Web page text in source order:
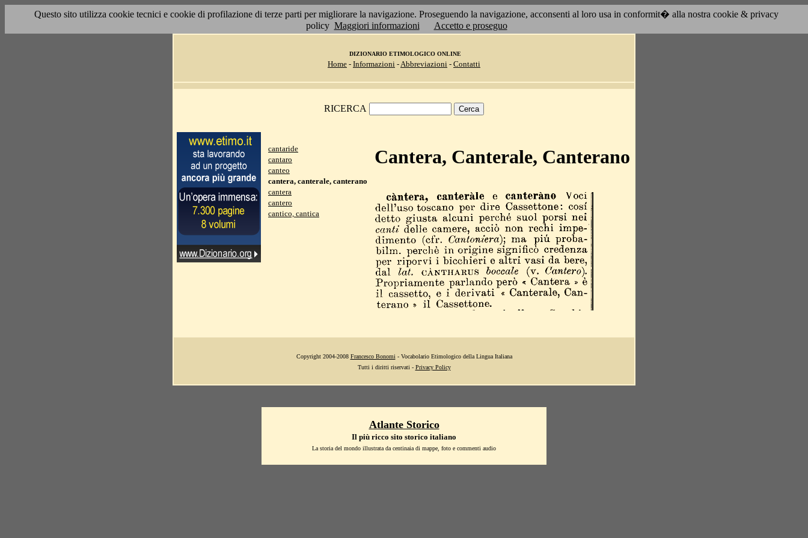
Questo sito utilizza cookie tecnici e cookie di profilazione di terze parti per migliorare la navigazione. Proseguendo la navigazione, acconsenti al loro usa in conformit� alla nostra cookie & privacy
policy Maggiori informazioni Accetto e proseguo
DIZIONARIO ETIMOLOGICO ONLINE
Home - Informazioni -Abbreviazioni - Contatti
RICERCA
cantaride
cantaro
canteo
cantera, canterale, canterano
cantera
cantero
cantico, cantica
Cantera, Canterale, Canterano
Copyright 2004-2008 Francesco Bonomi - Vocabolario Etimologico della Lingua Italiana
Tutti i diritti riservati - Privacy Policy
Atlante Storico
Il più ricco sito storico italiano
La storia del mondo illustrata da centinaia di mappe, foto e commenti audio